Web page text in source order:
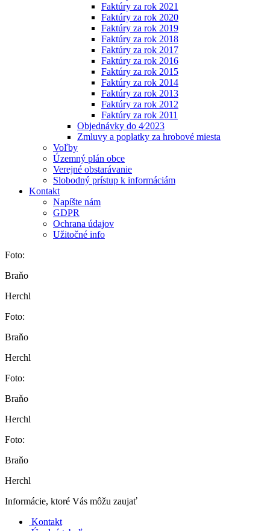
Faktúry za rok 2021
Faktúry za rok 2020
Faktúry za rok 2019
Faktúry za rok 2018
Faktúry za rok 2017
Faktúry za rok 2016
Faktúry za rok 2015
Faktúry za rok 2014
Faktúry za rok 2013
Faktúry za rok 2012
Faktúry za rok 2011
Objednávky do 4⁄2023
Zmluvy a poplatky za hrobové miesta
Voľby
Územný plán obce
Verejné obstarávanie
Slobodný prístup k informáciám
Kontakt
Napíšte nám
GDPR
Ochrana údajov
Užitočné info
Foto:
Braňo
Herchl
Foto:
Braňo
Herchl
Foto:
Braňo
Herchl
Foto:
Braňo
Herchl
Informácie, ktoré Vás môžu zaujať
Kontakt